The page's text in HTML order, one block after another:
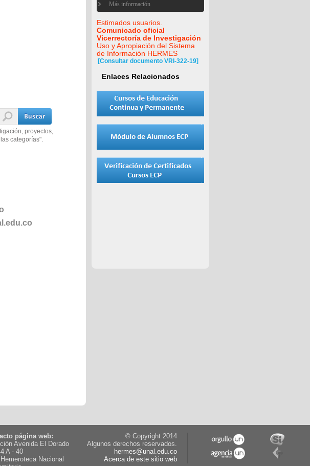
proyectos,
categorías".
Más información
Estimados usuarios.
Comunicado oficial
Vicerrectoría de Investigación
Uso y Apropiación del Sistema
de Información HERMES
[Consultar documento VRI-322-19]
Enlaces Relacionados
página web:
Avenida El Dorado
A - 40
Nacional
© Copyright 2014
Algunos derechos reservados.
hermes@unal.edu.co
Acerca de este sitio web